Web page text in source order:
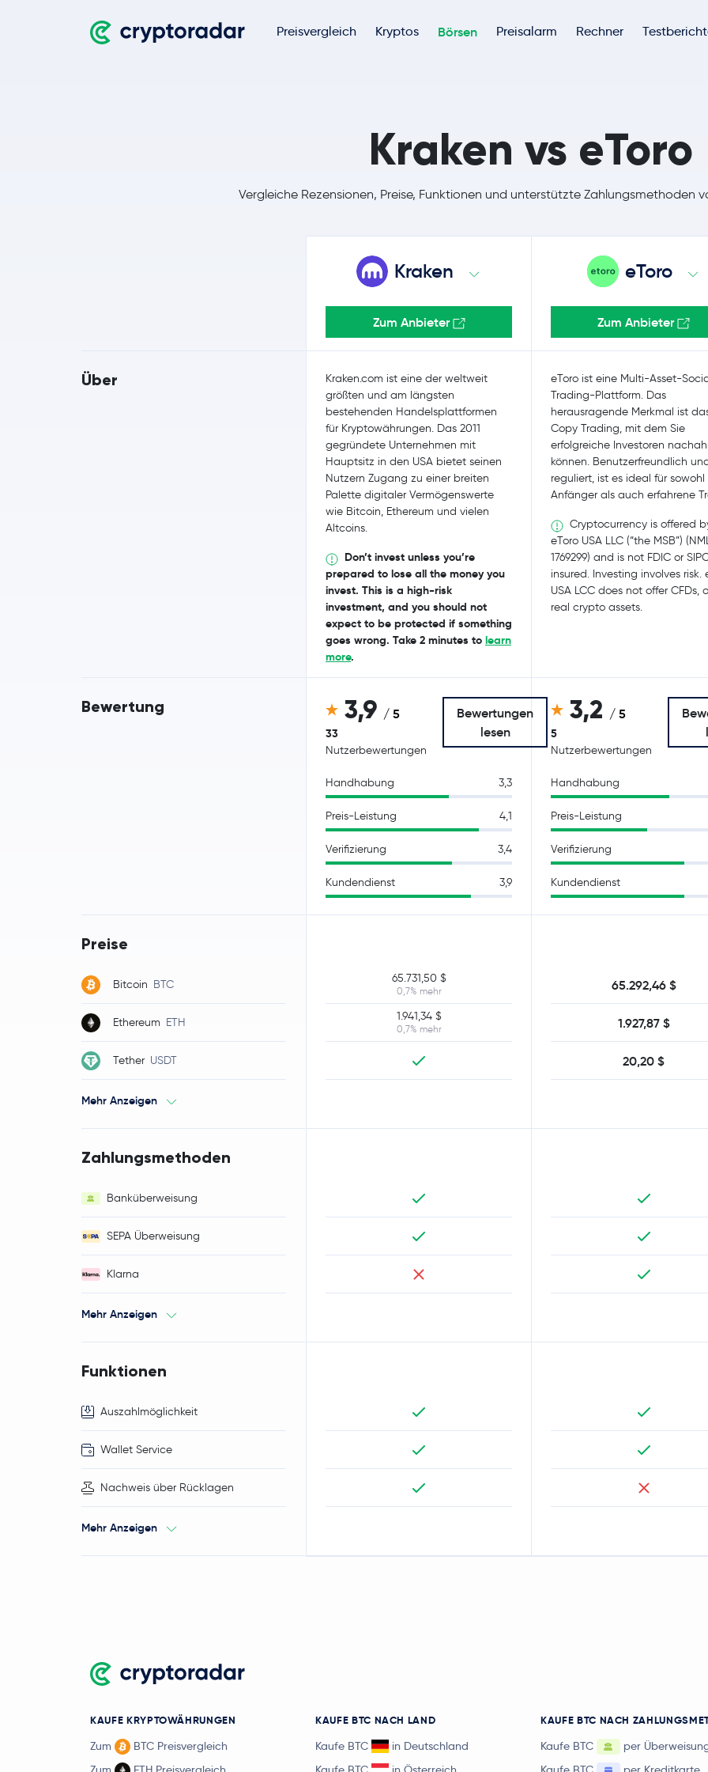
Preisvergleich Kryptos Börsen Preisalarm Rechner
Kraken vs eToro
Vergleiche Rezensionen, Preise, Funktionen und unterstützte Zahlungsmethoden
Über
Bewertung
Preise
Bitcoin BTC
Ethereum ETH
Tether USDT
Mehr Anzeigen
Zahlungsmethoden
Banküberweisung
SEPA Überweisung
Klarna
Mehr Anzeigen
Funktionen
Auszahlmöglichkeit
Wallet Service
Nachweis über Rücklagen
Mehr Anzeigen
Kraken
Zum Anbieter
Kraken.com ist eine der weltweit
größten und am längsten
bestehenden Handelsplattformen
für Kryptowährungen. Das 2011
gegründete Unternehmen mit
Hauptsitz in den USA bietet seinen
Nutzern Zugang zu einer breiten
Palette digitaler Vermögenswerte
wie Bitcoin, Ethereum und vielen
Altcoins.
Don’t invest unless you’re
prepared to lose all the money you
invest. This is a high-risk
investment, and you should not
expect to be protected if something
goes wrong. Take 2 minutes to learn
more.
3,9 / 5
33
Nutzerbewertungen
Bewertungen
lesen
Handhabung 3,3
Preis-Leistung 4,1
Verifizierung 3,4
Kundendienst 3,9
65.731,50 $
0,7% mehr
1.941,34 $
0,7% mehr
eToro
Zum Anbieter
eToro ist eine Multi-Asset-
Trading-Plattform. Das
herausragende Merkmal ist
Copy Trading, mit dem Sie
erfolgreiche Investoren
können. Benutzerfreundlich
reguliert, ist es ideal für sowohl
Anfänger als auch erfahrene
Cryptocurrency is offered
eToro USA LLC (“the MSB”)
1769299) and is not FDIC or
insured. Investing involves risk.
USA LCC does not offer CFDs,
real crypto assets.
3,2 / 5
5
Nutzerbewertungen
Handhabung
Preis-Leistung
Verifizierung
Kundendienst
65.292,46 $
1.927,87 $
20,20 $
KAUFE KRYPTOWÄHRUNGEN
Zum
BTC Preisvergleich
KAUFE BTC NACH LAND
Kaufe BTC
in Deutschland
KAUFE BTC NACH
Kaufe BTC
per